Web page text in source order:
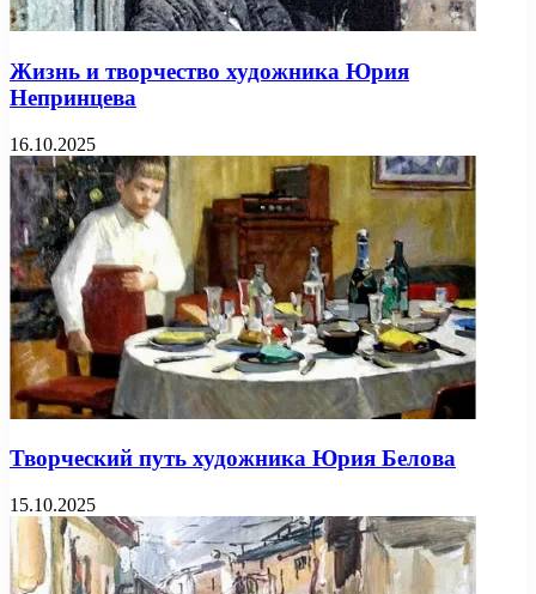
Жизнь и творчество художника Юрия
Непринцева
16.10.2025
Творческий путь художника Юрия Белова
15.10.2025